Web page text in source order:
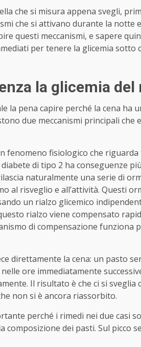
che si misura appena svegli,
che si attivano durante la notte
questi meccanismi, e sapere
per tenere la glicemia sotto
la glicemia
la pena capire perché la cena ha
due meccanismi principali
fenomeno fisiologico che
di tipo 2 ha conseguenze
naturalmente una serie di
al risveglio e all’attività. Questi
un rialzo glicemico
rialzo viene compensato
di compensazione funziona
direttamente la cena: un pasto
ore immediatamente
Il risultato è che ci si sveglia
non si è ancora riassorbito.
perché i rimedi nei due casi
composizione dei pasti. Sul picco